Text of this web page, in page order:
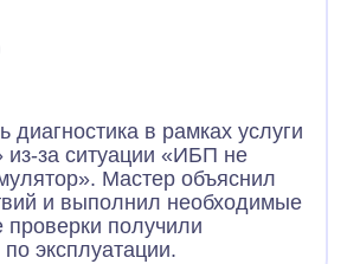
диагностика в рамках услуги
за ситуации «ИБП не
Мастер объяснил
и выполнил необходимые
получили
эксплуатации.